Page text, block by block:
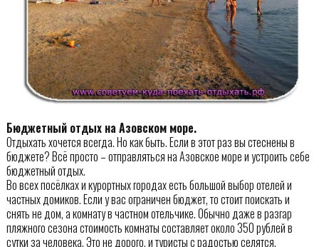
Бюджетный отдых на Азовском море.
Отдыхать хочется всегда. Но как быть. Если в этот раз вы стеснены в
бюджете? Всё просто – отправляться на Азовское море и устроить себе
бюджетный отдых.
Во всех посёлках и курортных городах есть большой выбор отелей и
частных домиков. Если у вас ограничен бюджет, то стоит поискать и
снять не дом, а комнату в частном отельчике. Обычно даже в разгар
пляжного сезона стоимость комнаты составляет около 350 рублей в
сутки за человека. Это не дорого, и туристы с радостью селятся.